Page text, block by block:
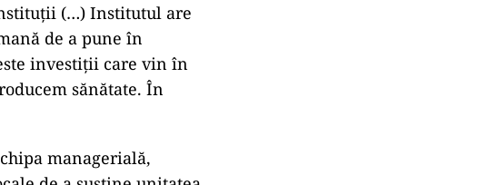
(…) Institutul are
de a pune în
investiţii care vin în
sănătate. În
managerială,